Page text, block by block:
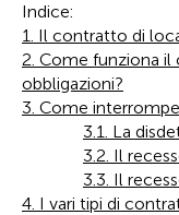
Indice:
1. Il contratto di
2. Come funziona
obbligazioni?
3. Come
3.1. La
3.2. Il
3.3. Il
4. I vari tipi di